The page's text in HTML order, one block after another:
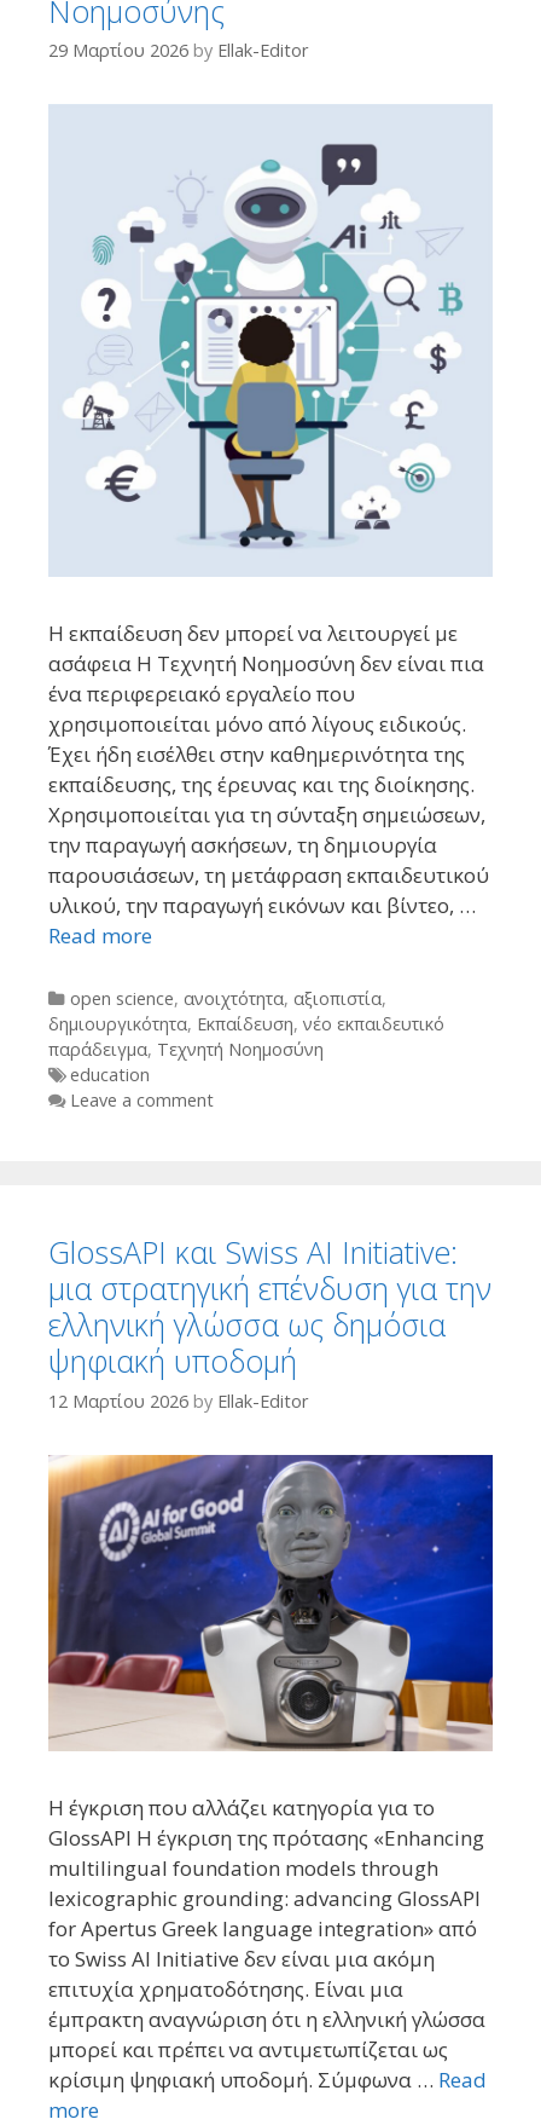
Νοημοσύνης
29 Μαρτίου 2026 by Ellak-Editor
Η εκπαίδευση δεν μπορεί να λειτουργεί με
ασάφεια Η Τεχνητή Νοημοσύνη δεν είναι πια
ένα περιφερειακό εργαλείο που
χρησιμοποιείται μόνο από λίγους ειδικούς.
Έχει ήδη εισέλθει στην καθημερινότητα της
εκπαίδευσης, της έρευνας και της διοίκησης.
Χρησιμοποιείται για τη σύνταξη σημειώσεων,
την παραγωγή ασκήσεων, τη δημιουργία
παρουσιάσεων, τη μετάφραση εκπαιδευτικού
υλικού, την παραγωγή εικόνων και βίντεο, …
Read more
Categories
open science, ανοιχτότητα, αξιοπιστία,
δημιουργικότητα, Εκπαίδευση, νέο εκπαιδευτικό
παράδειγμα, Τεχνητή Νοημοσύνη
Tags
education
Leave a comment
GlossAPI και Swiss AI Initiative:
μια στρατηγική επένδυση για την
ελληνική γλώσσα ως δημόσια
ψηφιακή υποδομή
12 Μαρτίου 2026 by Ellak-Editor
Η έγκριση που αλλάζει κατηγορία για το
GlossAPI Η έγκριση της πρότασης «Enhancing
multilingual foundation models through
lexicographic grounding: advancing GlossAPI
for Apertus Greek language integration» από
το Swiss AI Initiative δεν είναι μια ακόμη
επιτυχία χρηματοδότησης. Είναι μια
έμπρακτη αναγνώριση ότι η ελληνική γλώσσα
μπορεί και πρέπει να αντιμετωπίζεται ως
κρίσιμη ψηφιακή υποδομή. Σύμφωνα … Read
more